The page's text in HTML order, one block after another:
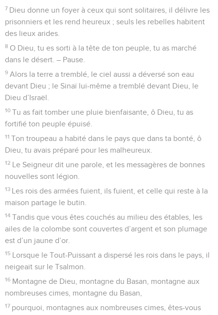
7 Dieu donne un foyer à ceux qui sont solitaires, il délivre les
prisonniers et les rend heureux ; seuls les rebelles habitent
des lieux arides.
8 O Dieu, tu es sorti à la tête de ton peuple, tu as marché
dans le désert. – Pause.
9 Alors la terre a tremblé, le ciel aussi a déversé son eau
devant Dieu ; le Sinaï lui-même a tremblé devant Dieu, le
Dieu d’Israël.
10 Tu as fait tomber une pluie bienfaisante, ô Dieu, tu as
fortifié ton peuple épuisé.
11 Ton troupeau a habité dans le pays que dans ta bonté, ô
Dieu, tu avais préparé pour les malheureux.
12 Le Seigneur dit une parole, et les messagères de bonnes
nouvelles sont légion.
13 Les rois des armées fuient, ils fuient, et celle qui reste à la
maison partage le butin.
14 Tandis que vous êtes couchés au milieu des étables, les
ailes de la colombe sont couvertes d’argent et son plumage
est d’un jaune d’or.
15 Lorsque le Tout-Puissant a dispersé les rois dans le pays, il
neigeait sur le Tsalmon.
16 Montagne de Dieu, montagne du Basan, montagne aux
nombreuses cimes, montagne du Basan,
17 pourquoi, montagnes aux nombreuses cimes, êtes-vous